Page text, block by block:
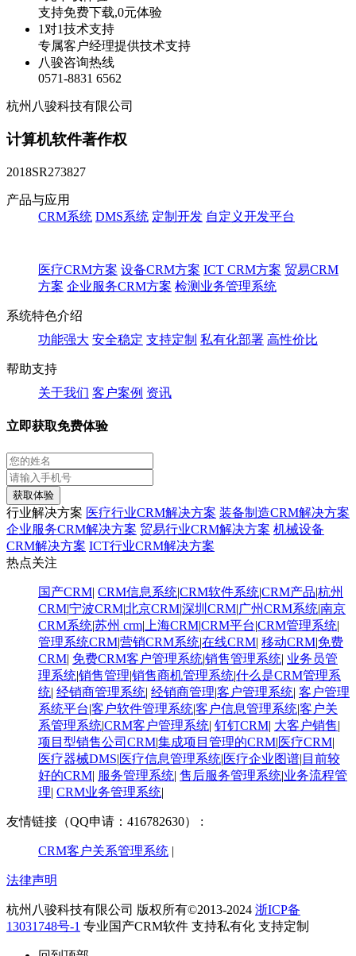
支持免费下载,0元体验
1对1技术支持
专属客户经理提供技术支持
八骏咨询热线
0571-8831 6562
杭州八骏科技有限公司
计算机软件著作权
2018SR273827
产品与应用
CRM系统 DMS系统 定制开发 自定义开发平台
医疗CRM方案 设备CRM方案 ICT CRM方案 贸易CRM
方案 企业服务CRM方案 检测业务管理系统
系统特色介绍
功能强大 安全稳定 支持定制 私有化部署 高性价比
帮助支持
关于我们 客户案例 资讯
立即获取免费体验
获取体验
行业解决方案 医疗行业CRM解决方案 装备制造CRM解决方案
企业服务CRM解决方案 贸易行业CRM解决方案 机械设备
CRM解决方案 ICT行业CRM解决方案
热点关注
国产CRM| CRM信息系统|CRM软件系统|CRM产品|杭州
CRM|宁波CRM|北京CRM|深圳CRM|广州CRM系统|南京
CRM系统|苏州 crm| 上海CRM|CRM平台|CRM管理系统|
管理系统CRM|营销CRM系统|在线CRM| 移动CRM|免费
CRM| 免费CRM客户管理系统|销售管理系统| 业务员管
理系统|销售管理|销售商机管理系统|什么是CRM管理系
统| 经销商管理系统| 经销商管理|客户管理系统| 客户管理
系统平台|客户软件管理系统|客户信息管理系统|客户关
系管理系统|CRM客户管理系统| 钉钉CRM| 大客户销售|
项目型销售公司CRM|集成项目管理的CRM|医疗CRM|
医疗器械DMS|医疗信息管理系统|医疗企业图谱| ​目前较
好的CRM| 服务管理系统| 售后服务管理系统|业务流程管
理| CRM业务管理系统|
友情链接（QQ申请：416782630） :
CRM客户关系管理系统 |
法律声明
杭州八骏科技有限公司 版权所有©2013-2024 浙ICP备
13031748号-1 专业国产CRM软件 支持私有化 支持定制